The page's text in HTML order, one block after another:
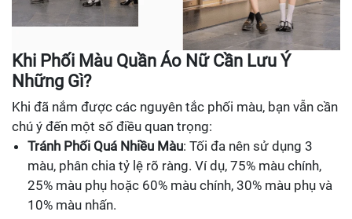
Khi Phối Màu Quần Áo Nữ Cần Lưu Ý
Những Gì?
Khi đã nắm được các nguyên tắc phối màu, bạn vẫn cần
chú ý đến một số điều quan trọng:
Tránh Phối Quá Nhiều Màu: Tối đa nên sử dụng 3
màu, phân chia tỷ lệ rõ ràng. Ví dụ, 75% màu chính,
25% màu phụ hoặc 60% màu chính, 30% màu phụ và
10% màu nhấn.